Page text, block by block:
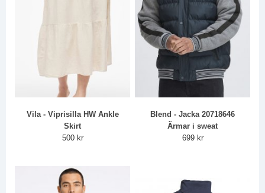
Vila - Viprisilla HW Ankle
Skirt
500 kr
Blend - Jacka 20718646
Ärmar i sweat
699 kr